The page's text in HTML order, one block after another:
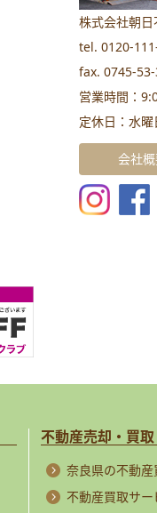
株式会社朝日
tel. 0120-
fax. 0745-53-
営業時間：
定休日：水曜
会社
不動産売却・買取
奈良県の不動
不動産買取サー